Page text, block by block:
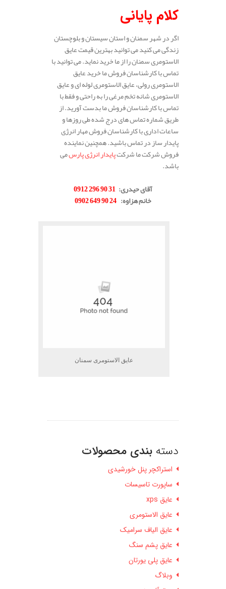
کلام پایانی
اگر در شهر سمنان و استان سیستان و بلوچستان
زندگی می کنید می توانید بهترین قیمت عایق
الاستومری سمنان را از ما خرید نماید. می توانید با
تماس با کارشناسان فروش ما خرید عایق
الاستومری رولی، عایق الاستومری لوله ای و عایق
الاستومری شانه تخم مرغی را به راحتی و فقط با
تماس با کارشناسان فروش ما بدست آورید. از
طریق شماره تماس های درج شده طی روزها و
ساعات اداری با کارشناسان فروش مهار انرژی
پایدار ساز در تماس باشید. همچنین نماینده
فروش شرکت ما شرکتپایدار انرژی پارسمی
باشد.
آقای حیدری:
31 90 296 0912
خانم هزاوه:
24 90 649 0902
عایق الاستومری سمنان
دسته بندی محصولات
استراکچر پنل خورشیدی
ساپورت تاسیسات
عایق xps
عایق الاستومری
عایق الیاف سرامیک
عایق پشم سنگ
عایق پلی یورتان
وبلاگ